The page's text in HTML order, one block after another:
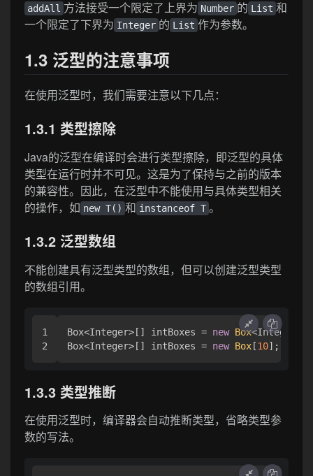
addAll 方法接受一个限定了上界为 Number 的 List 和
一个限定了下界为 Integer 的 List 作为参数。
1.3 泛型的注意事项
在使用泛型时，我们需要注意以下几点：
1.3.1 类型擦除
Java的泛型在编译时会进行类型擦除，即泛型的具体
类型在运行时并不可见。这是为了保持与之前的版本
的兼容性。因此，在泛型中不能使用与具体类型相关
的操作，如 new T() 和 instanceof T 。
1.3.2 泛型数组
不能创建具有泛型类型的数组，但可以创建泛型类型
的数组引用。
1
Box<Integer>[] intBoxes = new Box<Integer>[
Box<Integer>[] intBoxes = new Box [10];
1.3.3 类型推断
在使用泛型时，编译器会自动推断类型，省略类型参
数的写法。